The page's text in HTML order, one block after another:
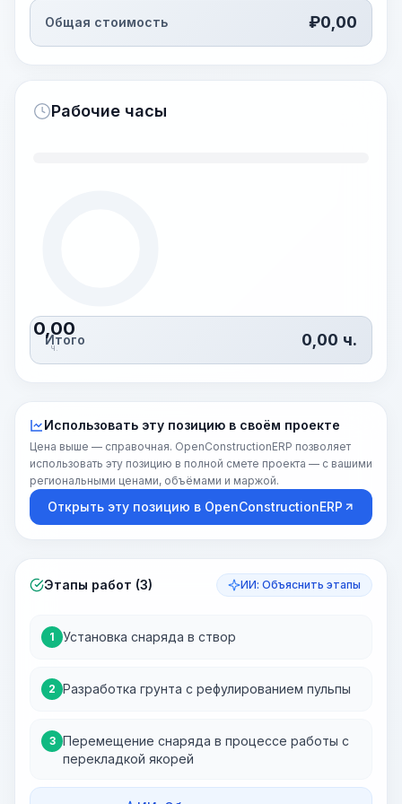
Общая стоимость ₽0,00
Рабочие часы
0,00
ч.
Итого 0,00 ч.
Использовать эту позицию в своём проекте
Цена выше — справочная. OpenConstructionERP позволяет
использовать эту позицию в полной смете проекта — с вашими
региональными ценами, объёмами и маржой.
Открыть эту позицию в OpenConstructionERP
Этапы работ (3) ИИ: Объяснить этапы
1 Установка снаряда в створ
2 Разработка грунта с рефулированием пульпы
3 Перемещение снаряда в процессе работы с
перекладкой якорей